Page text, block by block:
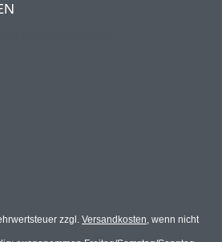
zzgl. Versandkosten, wenn nicht